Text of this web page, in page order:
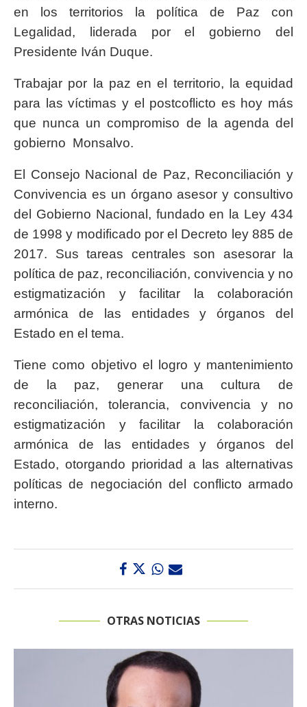
en los territorios la política de Paz con
Legalidad, liderada por el gobierno del
Presidente Iván Duque.
Trabajar por la paz en el territorio, la equidad
para las víctimas y el postcoflicto es hoy más
que nunca un compromiso de la agenda del
gobierno Monsalvo.
El Consejo Nacional de Paz, Reconciliación y
Convivencia es un órgano asesor y consultivo
del Gobierno Nacional, fundado en la Ley 434
de 1998 y modificado por el Decreto ley 885 de
2017. Sus tareas centrales son asesorar la
política de paz, reconciliación, convivencia y no
estigmatización y facilitar la colaboración
armónica de las entidades y órganos del
Estado en el tema.
Tiene como objetivo el logro y mantenimiento
de la paz, generar una cultura de
reconciliación, tolerancia, convivencia y no
estigmatización y facilitar la colaboración
armónica de las entidades y órganos del
Estado, otorgando prioridad a las alternativas
políticas de negociación del conflicto armado
interno.
OTRAS NOTICIAS